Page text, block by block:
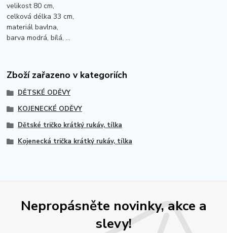
velikost 80 cm,
celková délka 33 cm,
materiál bavlna,
barva modrá, bílá, ...
Zboží zařazeno v kategoriích
DĚTSKÉ ODĚVY
KOJENECKÉ ODĚVY
Dětské tričko krátký rukáv, tílka
Kojenecká trička krátký rukáv, tílka
Nepropásněte novinky, akce a
slevy!